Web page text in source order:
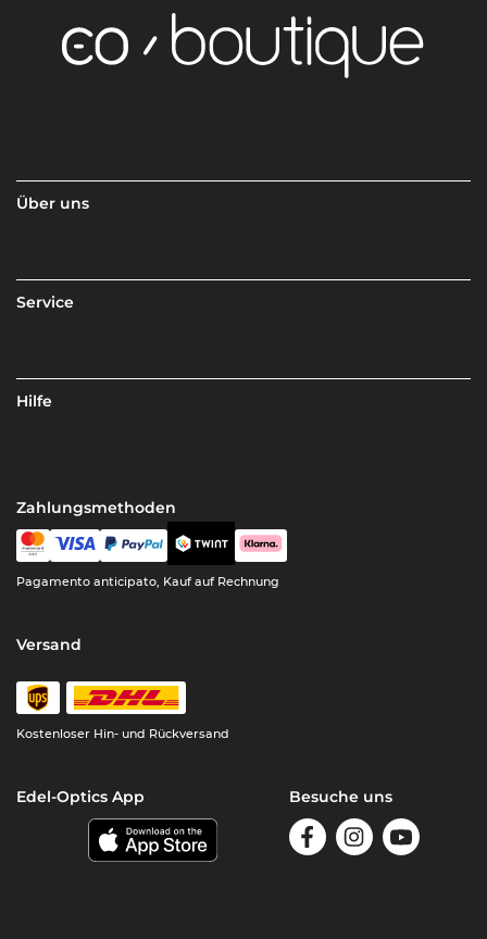
Über uns
Service
Hilfe
Zahlungsmethoden
Pagamento anticipato, Kauf auf Rechnung
Versand
Kostenloser Hin- und Rückversand
Edel-Optics App Besuche uns